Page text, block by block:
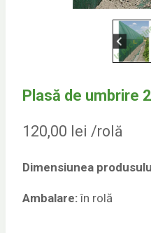
Plasă de umbrire
120,00 lei /rolă
Dimensiunea
Ambalare:în rolă